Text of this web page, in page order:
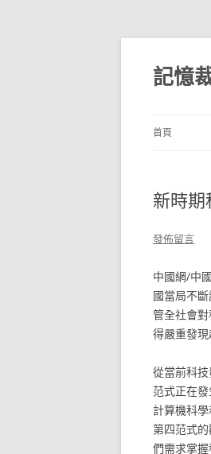
跳
主
要
內
記憶
首頁
新時
發佈留言
中國網/中
國當局不
管全社會
得嚴重發
從當前科
范式正在
計算機科
第四范式
們需求掌